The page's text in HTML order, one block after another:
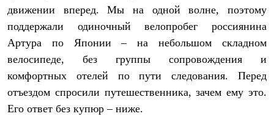
Термобелье
Теплое термобелье
Среднее термобелье
Легкое термобелье
Лёгкая одежда
Футболки
Толстовки
Брюки
движении вперед. Мы на одной волне, поэтому
поддержали одиночный велопробег россиянина
Артура по Японии – на небольшом складном
велосипеде, без группы сопровождения и
комфортных отелей по пути следования. Перед
отъездом спросили путешественника, зачем ему это.
Его ответ без купюр – ниже.